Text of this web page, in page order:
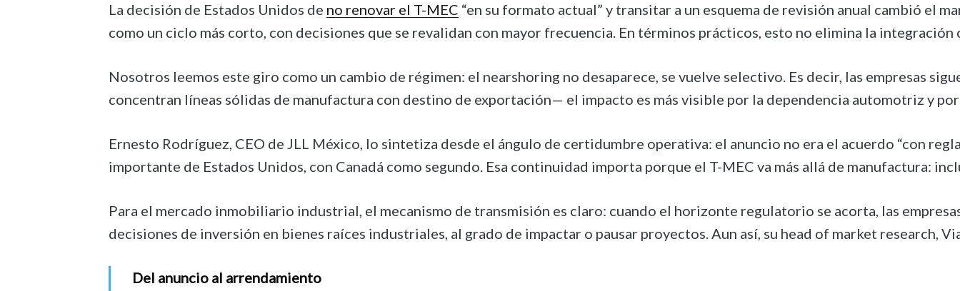
La decisión de Estados Unidos de no renovar el T-MEC “en su formato actual” y transitar a un esquema de revisión anual cambió
como un ciclo más corto, con decisiones que se revalidan con mayor frecuencia. En términos prácticos, esto no elimina la
Nosotros leemos este giro como un cambio de régimen: el nearshoring no desaparece, se vuelve selectivo. Es decir, las empresas
concentran líneas sólidas de manufactura con destino de exportación— el impacto es más visible por la dependencia automotriz y
Ernesto Rodríguez, CEO de JLL México, lo sintetiza desde el ángulo de certidumbre operativa: el anuncio no era el acuerdo “con
importante de Estados Unidos, con Canadá como segundo. Esa continuidad importa porque el T-MEC va más allá de
Para el mercado inmobiliario industrial, el mecanismo de transmisión es claro: cuando el horizonte regulatorio se acorta, las
decisiones de inversión en bienes raíces industriales, al grado de impactar o pausar proyectos. Aun así, su head of market research,
Del anuncio al arrendamiento